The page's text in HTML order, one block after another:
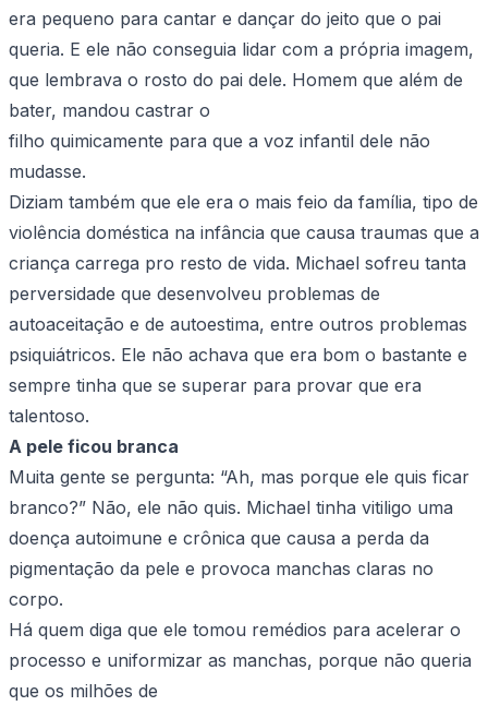
era pequeno para cantar e dançar do jeito que o pai
queria. E ele não conseguia lidar com a própria imagem,
que lembrava o rosto do pai dele. Homem que além de
bater, mandou castrar o
filho quimicamente para que a voz infantil dele não
mudasse.
Diziam também que ele era o mais feio da família, tipo de
violência doméstica na infância que causa traumas que a
criança carrega pro resto de vida. Michael sofreu tanta
perversidade que desenvolveu problemas de
autoaceitação e de autoestima, entre outros problemas
psiquiátricos. Ele não achava que era bom o bastante e
sempre tinha que se superar para provar que era
talentoso.
A pele ficou branca
Muita gente se pergunta: “Ah, mas porque ele quis ficar
branco?” Não, ele não quis. Michael tinha vitiligo uma
doença autoimune e crônica que causa a perda da
pigmentação da pele e provoca manchas claras no
corpo.
Há quem diga que ele tomou remédios para acelerar o
processo e uniformizar as manchas, porque não queria
que os milhões de